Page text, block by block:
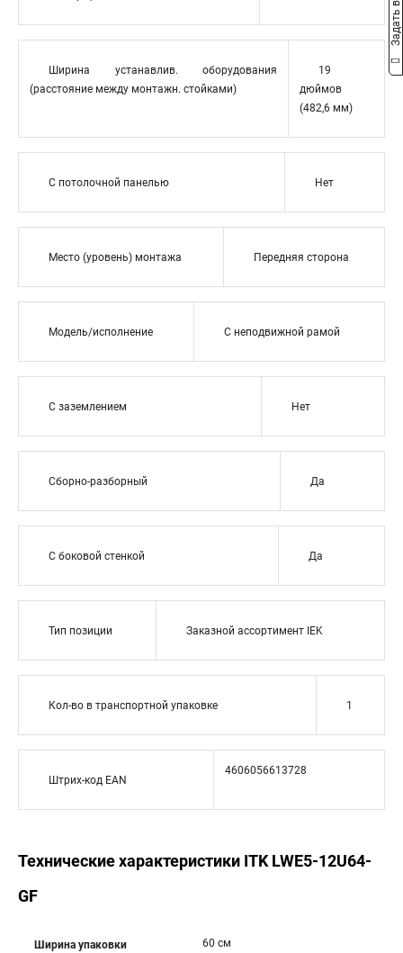
Ширина устанавлив. оборудования
(расстояние между монтажн. стойками)
19
дюймов
(482,6 мм)
С потолочной панелью Нет
Место (уровень) монтажа Передняя сторона
Модель/исполнение С неподвижной рамой
С заземлением Нет
Сборно-разборный Да
С боковой стенкой Да
Тип позиции Заказной ассортимент IEK
Кол-во в транспортной упаковке 1
Штрих-код EAN
4606056613728
Технические характеристики ITK LWE5-12U64-
GF
Ширина упаковки 60 см